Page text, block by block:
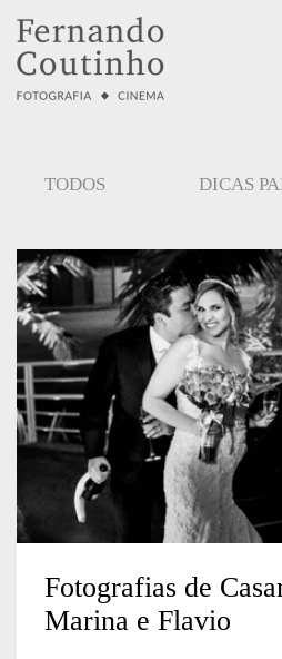
TODOS DICAS
Fotografias de
Marina e Flavio